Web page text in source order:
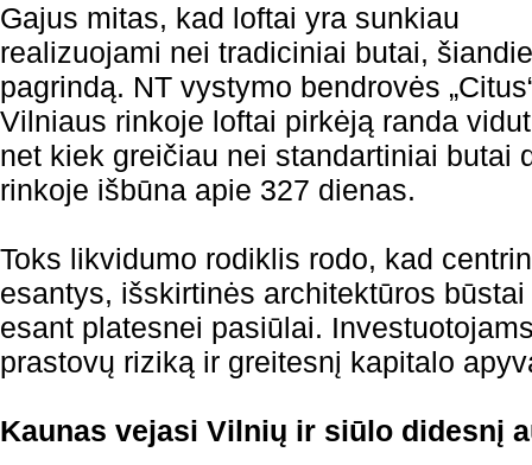
Gajus mitas, kad loftai yra sunkiau
realizuojami nei tradiciniai butai,
pagrindą. NT vystymo bendrovės
Vilniaus rinkoje loftai pirkėją randa
net kiek greičiau nei standartiniai butai
rinkoje išbūna apie 327 dienas.
Toks likvidumo rodiklis rodo, kad
esantys, išskirtinės architektūros
esant platesnei pasiūlai.
prastovų riziką ir greitesnį kapitalo
Kaunas vejasi Vilnių ir siūlo didesnį